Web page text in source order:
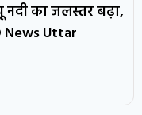
नदी का जलस्तर बढ़ा,
Uttar